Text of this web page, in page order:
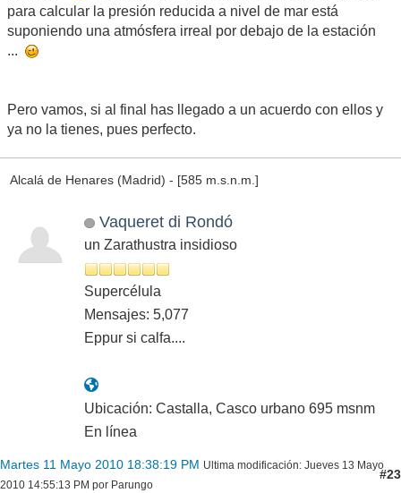
para calcular la presión reducida a nivel de mar está
suponiendo una atmósfera irreal por debajo de la estación
...
Pero vamos, si al final has llegado a un acuerdo con ellos y
ya no la tienes, pues perfecto.
Alcalá de Henares (Madrid) - [585 m.s.n.m.]
Vaqueret di Rondó
un Zarathustra insidioso
Supercélula
Mensajes: 5,077
Eppur si calfa....
Ubicación: Castalla, Casco urbano 695 msnm
En línea
Martes 11 Mayo 2010 18:38:19 PM Ultima modificación: Jueves 13 Mayo
2010 14:55:13 PM por Parungo
#23